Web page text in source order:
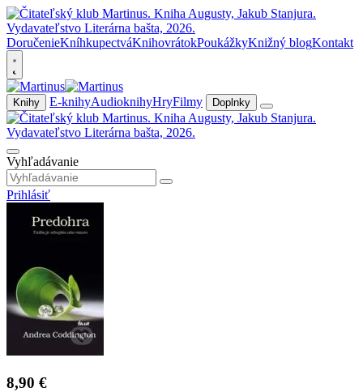
DoručenieKníhkupectváKnihovrátokPoukážkyKnižný blogKontakt
Knihy E-knihyAudioknihyHryFilmy Doplnky
Vyhľadávanie
Prihlásiť
8,90 €